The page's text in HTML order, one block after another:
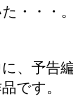
・・・
、予告
です。